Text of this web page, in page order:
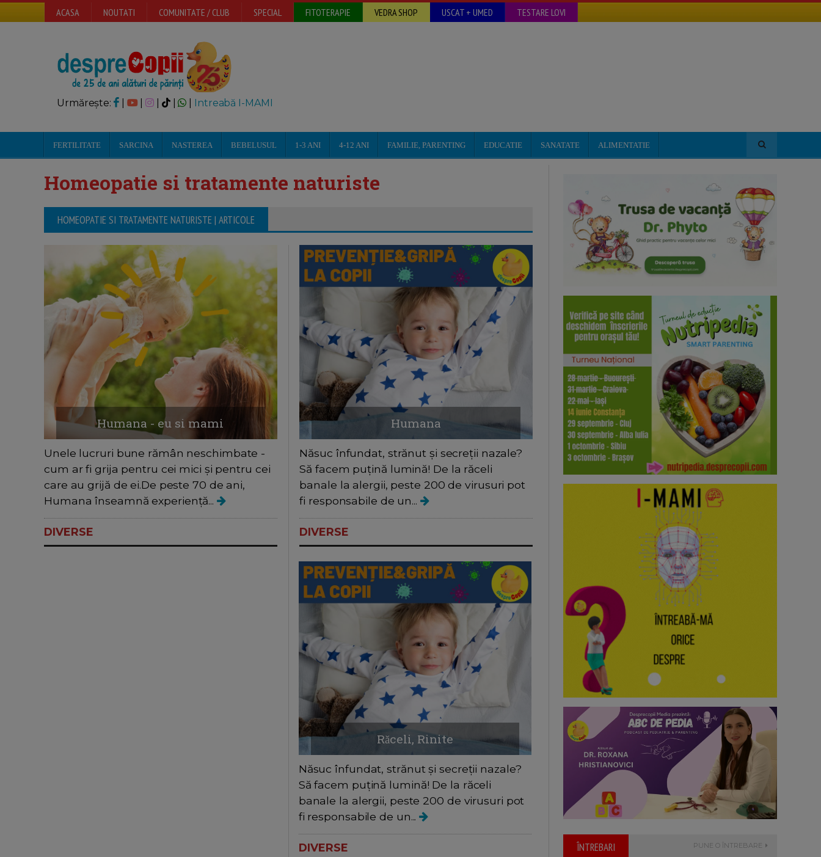
ACASA NOUTATI COMUNITATE / CLUB SPECIAL FITOTERAPIE VEDRA SHOP USCAT + UMED TESTARE LOVI
Urmărește: | | Intreabă I-MAMI
FERTILITATE SARCINA NASTEREA BEBELUSUL 1-3 ANI 4-12 ANI FAMILIE, PARENTING EDUCATIE SANATATE ALIMENTATIE
Homeopatie si tratamente naturiste
HOMEOPATIE SI TRATAMENTE NATURISTE | ARTICOLE
Humana - eu si mami
Unele lucruri bune rămân neschimbate -
cum ar fi grija pentru cei mici și pentru cei
care au grijă de ei.De peste 70 de ani,
Humana înseamnă experiență...
DIVERSE
Humana
Năsuc înfundat, strănut și secreții nazale?
Să facem puțină lumină! De la răceli
banale la alergii, peste 200 de virusuri pot
fi responsabile de un...
DIVERSE
Răceli, Rinite
Năsuc înfundat, strănut și secreții nazale?
Să facem puțină lumină! De la răceli
banale la alergii, peste 200 de virusuri pot
fi responsabile de un...
DIVERSE ÎNTREBARI PUNE O ÎNTREBARE